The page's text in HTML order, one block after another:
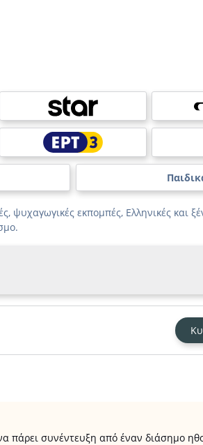
εκπομπές, Ελληνικές και
πάρει συνέντευξη από έναν διάσημο